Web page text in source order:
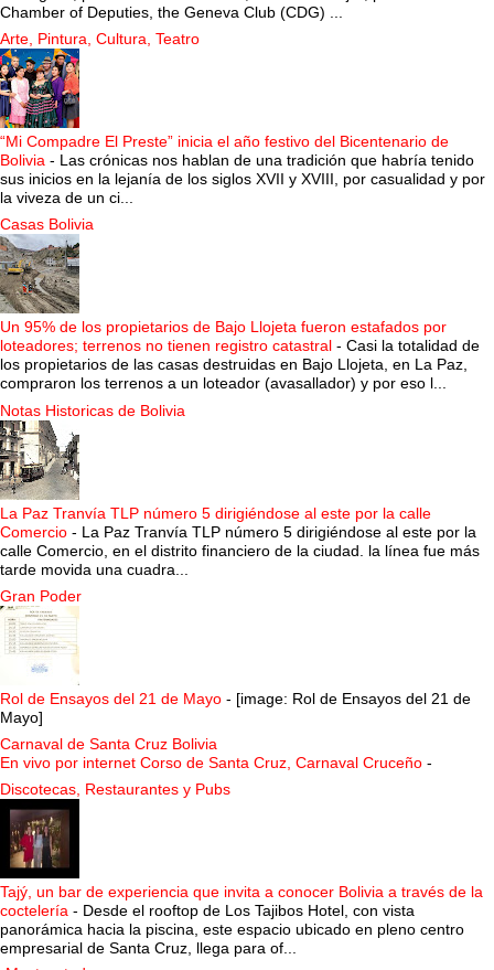
Chamber of Deputies, the Geneva Club (CDG) ...
Arte, Pintura, Cultura, Teatro
“Mi Compadre El Preste” inicia el año festivo del Bicentenario de
Bolivia - Las crónicas nos hablan de una tradición que habría tenido
sus inicios en la lejanía de los siglos XVII y XVIII, por casualidad y por
la viveza de un ci...
Casas Bolivia
Un 95% de los propietarios de Bajo Llojeta fueron estafados por
loteadores; terrenos no tienen registro catastral - Casi la totalidad de
los propietarios de las casas destruidas en Bajo Llojeta, en La Paz,
compraron los terrenos a un loteador (avasallador) y por eso l...
Notas Historicas de Bolivia
La Paz Tranvía TLP número 5 dirigiéndose al este por la calle
Comercio - La Paz Tranvía TLP número 5 dirigiéndose al este por la
calle Comercio, en el distrito financiero de la ciudad. la línea fue más
tarde movida una cuadra...
Gran Poder
Rol de Ensayos del 21 de Mayo - [image: Rol de Ensayos del 21 de
Mayo]
Carnaval de Santa Cruz Bolivia
En vivo por internet Corso de Santa Cruz, Carnaval Cruceño -
Discotecas, Restaurantes y Pubs
Tajý, un bar de experiencia que invita a conocer Bolivia a través de la
coctelería - Desde el rooftop de Los Tajibos Hotel, con vista
panorámica hacia la piscina, este espacio ubicado en pleno centro
empresarial de Santa Cruz, llega para of...